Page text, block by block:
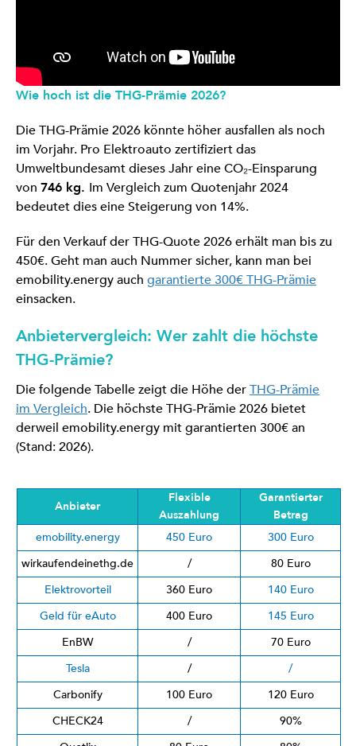
Wie hoch ist die THG-Prämie 2026?
Die THG-Prämie 2026 könnte höher ausfallen als noch
im Vorjahr. Pro Elektroauto zertifiziert das
Umweltbundesamt dieses Jahr eine CO₂-Einsparung
von 746 kg. Im Vergleich zum Quotenjahr 2024
bedeutet dies eine Steigerung von 14%.
Für den Verkauf der THG-Quote 2026 erhält man bis zu
450€. Geht man auch Nummer sicher, kann man bei
emobility.energy auch garantierte 300€ THG-Prämie
einsacken.
Anbietervergleich: Wer zahlt die höchste
THG-Prämie?
Die folgende Tabelle zeigt die Höhe derTHG-Prämie
im Vergleich. Die höchste THG-Prämie 2026 bietet
derweil emobility.energy mit garantierten 300€ an
(Stand: 2026).
Anbieter
Flexible
Auszahlung
Garantierter
Betrag
emobility.energy
450 Euro
300 Euro
wirkaufendeinethg.de
/
80 Euro
Elektrovorteil
360 Euro
140 Euro
Geld für eAuto
400 Euro
145 Euro
EnBW
/
70 Euro
Tesla
/
/
Carbonify
100 Euro
120 Euro
CHECK24
/
90%